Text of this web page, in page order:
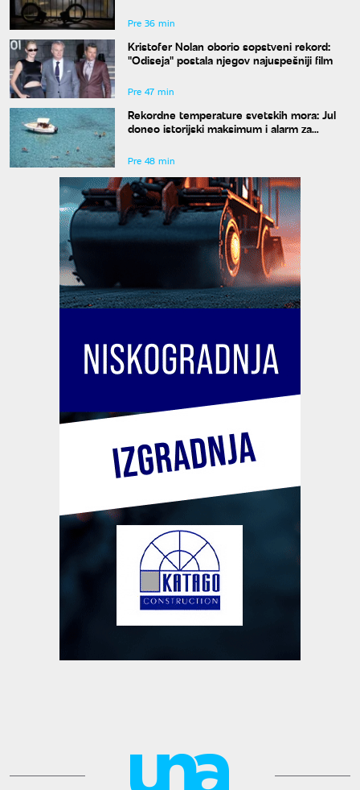
Pre 36 min
Kristofer Nolan oborio sopstveni rekord:
"Odiseja" postala njegov najuspešniji film
Pre 47 min
Rekordne temperature svetskih mora: Jul
doneo istorijski maksimum i alarm za
Pre 48 min